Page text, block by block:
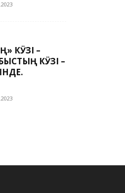
КӰЗІ –
КӰЗІ –